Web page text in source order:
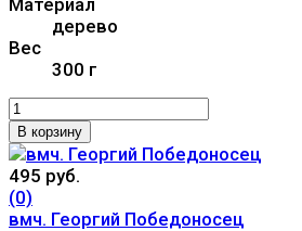
дерево
Вес
300 г
В корзину
495 руб.
(0)
вмч. Георгий Победоносец